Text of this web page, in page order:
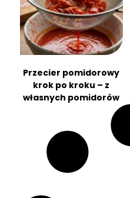
Przecier pomidorowy
krok po kroku – z
własnych pomidorów